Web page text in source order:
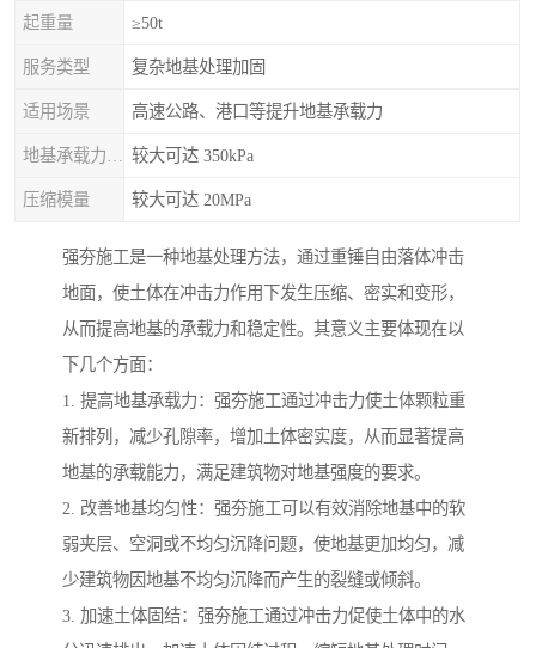
起重量 ≥50t
服务类型 复杂地基处理加固
适用场景 高速公路、港口等提升地基承载力
较大可达 350kPa
压缩模量 较大可达 20MPa
强夯施工是一种地基处理方法，通过重锤自由落体冲击
地面，使土体在冲击力作用下发生压缩、密实和变形，
从而提高地基的承载力和稳定性。其意义主要体现在以
下几个方面：
1. 提高地基承载力：强夯施工通过冲击力使土体颗粒重
新排列，减少孔隙率，增加土体密实度，从而显著提高
地基的承载能力，满足建筑物对地基强度的要求。
2. 改善地基均匀性：强夯施工可以有效消除地基中的软
弱夹层、空洞或不均匀沉降问题，使地基更加均匀，减
少建筑物因地基不均匀沉降而产生的裂缝或倾斜。
3. 加速土体固结：强夯施工通过冲击力促使土体中的水